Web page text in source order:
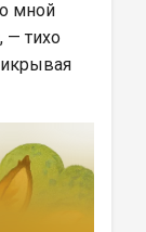
мной
— тихо